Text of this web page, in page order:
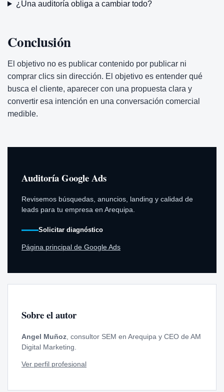
¿Una auditoría obliga a cambiar todo?
Conclusión
El objetivo no es publicar contenido por publicar ni
comprar clics sin dirección. El objetivo es entender qué
busca el cliente, aparecer con una propuesta clara y
convertir esa intención en una conversación comercial
medible.
Auditoría Google Ads
Revisemos búsquedas, anuncios, landing y calidad de
leads para tu empresa en Arequipa.
Solicitar diagnóstico
Página principal de Google Ads
Sobre el autor
Angel Muñoz , consultor SEM en Arequipa y CEO de AM
Digital Marketing.
Ver perfil profesional